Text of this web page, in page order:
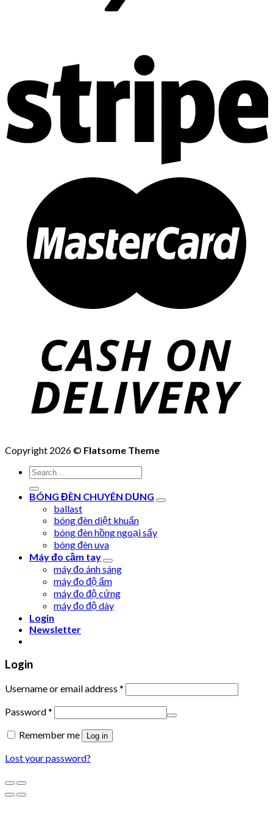
Copyright 2026 © Flatsome Theme
Search
for:
BÓNG ĐÈN CHUYÊN DỤNG
ballast
bóng đèn diệt khuẩn
bóng đèn hồng ngoại sấy
bóng đèn uva
Máy đo cầm tay
máy đo ánh sáng
máy đo độ ẩm
máy đo độ cứng
máy đo độ dày
Login
Newsletter
Login
Username or email address *
Password*
Remember me
Log in
Lost your password?